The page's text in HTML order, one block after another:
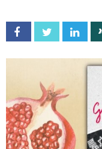
Facebook Twitter